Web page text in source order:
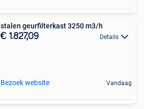
stalen geurfilterkast 3250 m3/h
€ 1.827,09 Details
Bezoek website Vandaag